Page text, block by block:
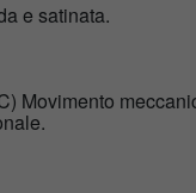
e satinata.
Movimento